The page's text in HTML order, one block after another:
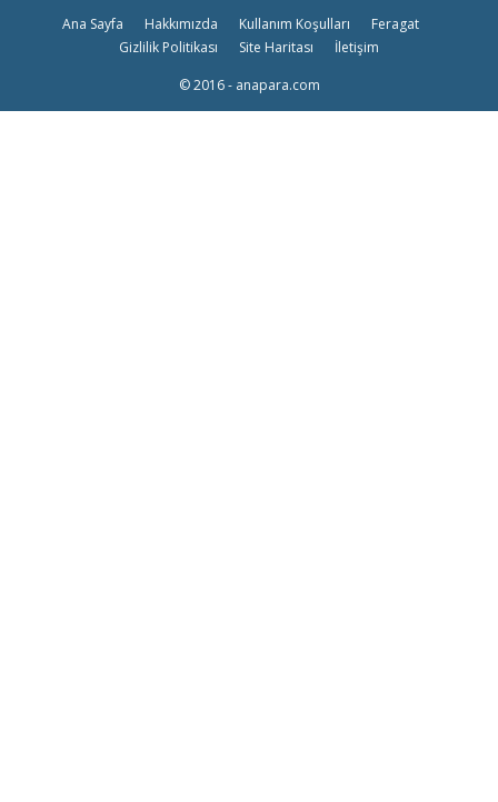
Ana Sayfa Hakkımızda Kullanım Koşulları
Feragat
Gizlilik Politikası
Site Haritası
İletişim
© 2016 - anapara.com